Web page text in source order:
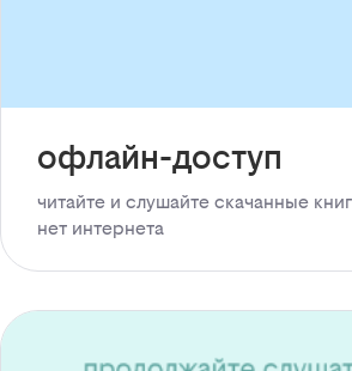
офлайн-доступ
читайте и слушайте скачанные
нет интернета